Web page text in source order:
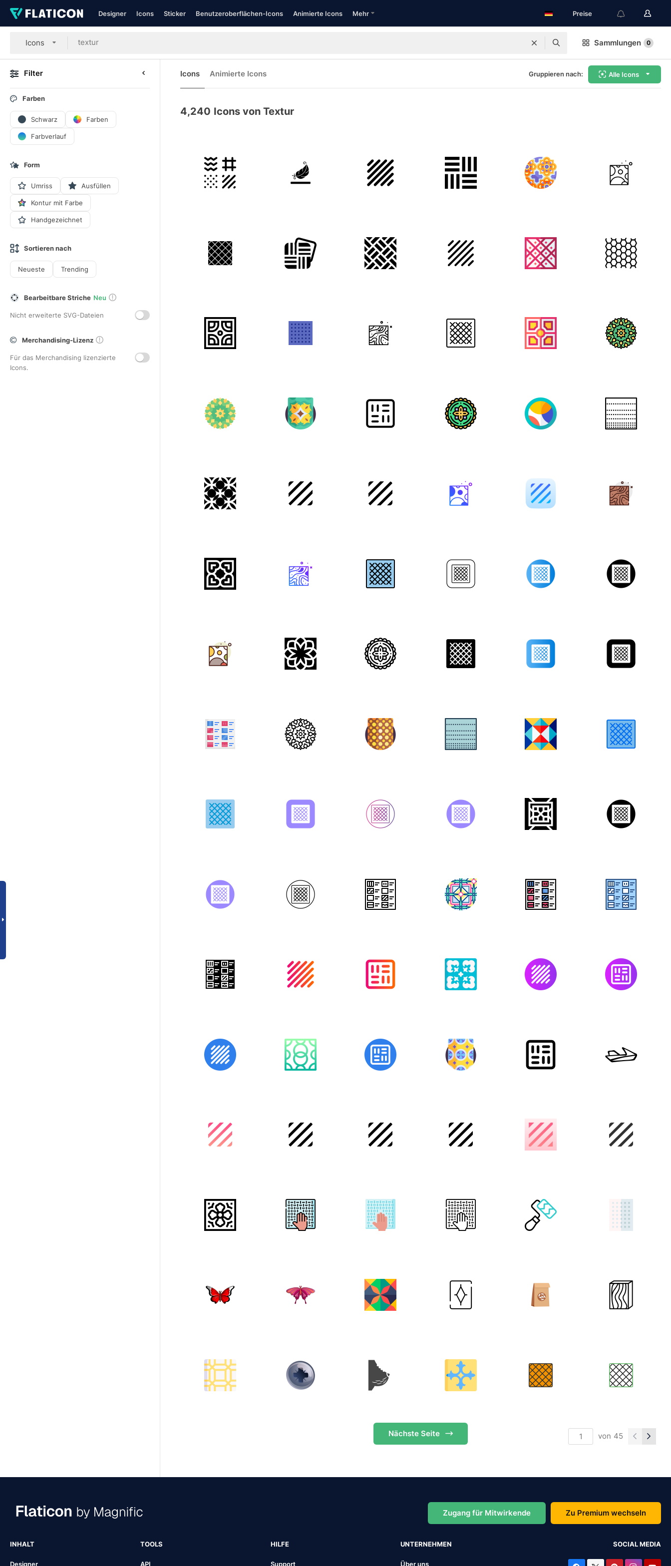
Designer Icons Sticker Benutzeroberflächen-Icons Animierte Icons Mehr Preise
Icons Sammlungen 0
Filter
Farben
Schwarz Farben
Farbverlauf
Form
Umriss Ausfüllen
Kontur mit Farbe
Handgezeichnet
Sortieren nach
Neueste Trending
Bearbeitbare Striche Neu
Nicht erweiterte SVG-Dateien
Merchandising-Lizenz
Für das Merchandising lizenzierte
Icons.
Icons Animierte Icons Gruppieren nach: Alle Icons
4,240 Icons von Textur
Nächste Seite von 45
Zugang für Mitwirkende Zu Premium wechseln
INHALT
Designer
TOOLS
API
HILFE
Support
UNTERNEHMEN
Über uns
SOCIAL MEDIA